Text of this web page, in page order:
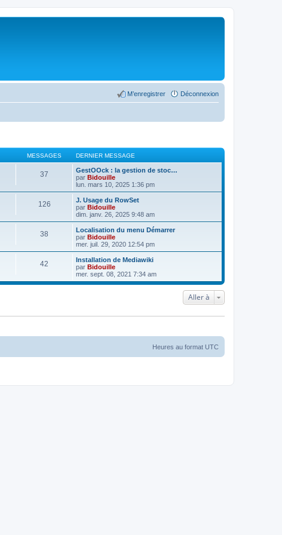
Déconnexion
M’enregistrer
MESSAGES DERNIER MESSAGE
37
GestOOck : la gestion de stoc…
par Bidouille
lun. mars 10, 2025 1:36 pm
126
J. Usage du RowSet
par Bidouille
dim. janv. 26, 2025 9:48 am
38
Localisation du menu Démarrer
par Bidouille
mer. juil. 29, 2020 12:54 pm
42
Installation de Mediawiki
par Bidouille
mer. sept. 08, 2021 7:34 am
Aller à
Heures au format UTC